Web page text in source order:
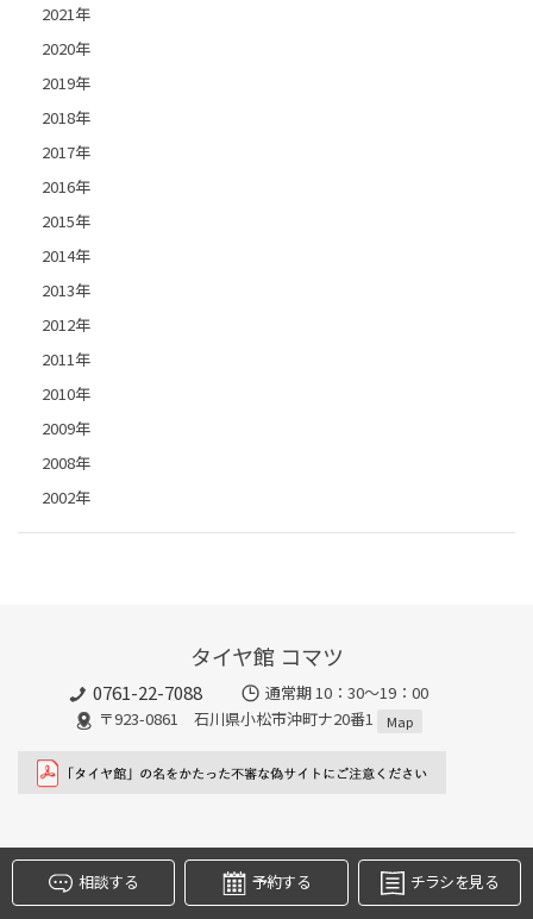
2021年
2020年
2019年
2018年
2017年
2016年
2015年
2014年
2013年
2012年
2011年
2010年
2009年
2008年
2002年
タイヤ館 コマツ
0761-22-7088
通常期 10：30～19：00
〒923-0861 石川県小松市沖町ナ20番1
Map
タイヤ館について お客様の声
相談する 予約する チラシを見る
タイヤ点検・安全点検/タイヤ履き替え/オイル交換/その他
ピット作業の予約
希望のクローク契約会員の方はこちらを選択ください